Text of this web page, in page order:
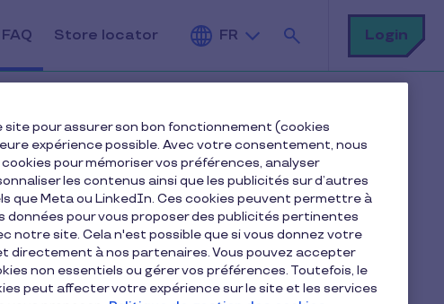
FAQ Store locator FR
Rechercher
Login
mobile
site pour assurer son bon fonctionnement (cookies
expérience possible. Avec votre consentement, nous
pour mémoriser vos préférences, analyser
les contenus ainsi que les publicités sur d’autres
que Meta ou LinkedIn. Ces cookies peuvent permettre à
données pour vous proposer des publicités pertinentes
notre site. Cela n'est possible que si vous donnez votre
directement à nos partenaires. Vous pouvez accepter
non essentiels ou gérer vos préférences. Toutefois, le
peut affecter votre expérience sur le site et les services